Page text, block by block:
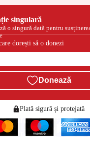
singulară
o singură dată pentru
dorești să o donezi
Donează
Plată sigură și protejată